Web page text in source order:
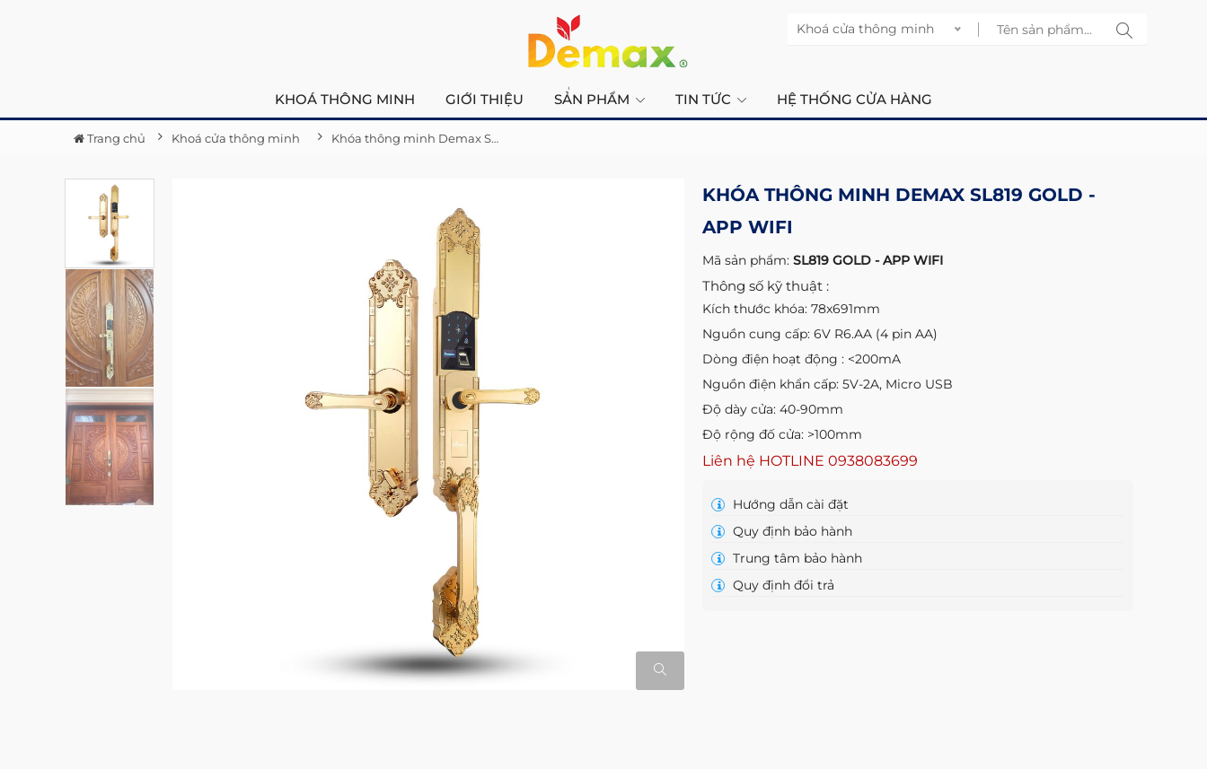
Khoá cửa thông minh
KHOÁ THÔNG MINH GIỚI THIỆU SẢN PHẨM TIN TỨC HỆ THỐNG CỬA HÀNG
Trang chủ Khoá cửa thông minh Khóa thông minh Demax SL819 GOLD - APP WIFI
KHÓA THÔNG MINH DEMAX SL819 GOLD -
APP WIFI
Mã sản phẩm: SL819 GOLD - APP WIFI
Thông số kỹ thuật :
Kích thước khóa: 78x691mm
Nguồn cung cấp: 6V R6.AA (4 pin AA)
Dòng điện hoạt động : <200mA
Nguồn điện khẩn cấp: 5V-2A, Micro USB
Độ dày cửa: 40-90mm
Độ rộng đố cửa: >100mm
Liên hệ HOTLINE 0938083699
Hướng dẫn cài đặt
Quy định bảo hành
Trung tâm bảo hành
Quy định đổi trả